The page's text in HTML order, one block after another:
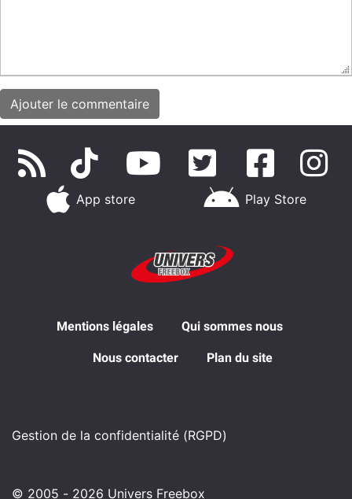
App store Play Store
Mentions légales Qui sommes nous
Nous contacter Plan du site
Gestion de la confidentialité (RGPD)
© 2005 - 2026 Univers Freebox